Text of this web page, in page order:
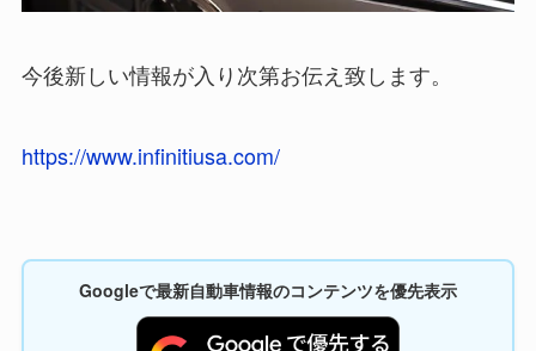
今後新しい情報が入り次第お伝え致します。
https://www.infinitiusa.com/
Googleで最新自動車情報のコンテンツを優先表示